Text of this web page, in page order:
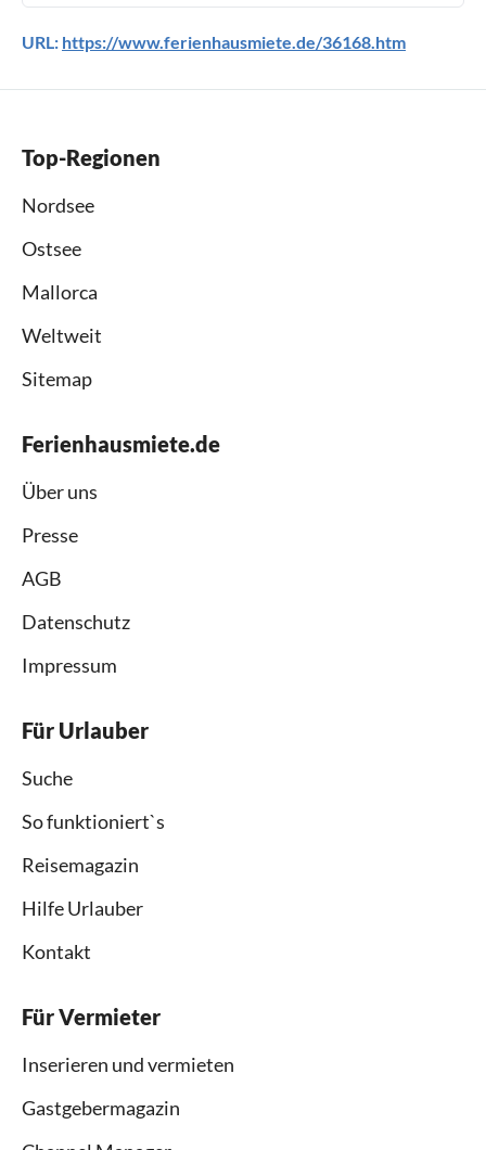
URL: https://www.ferienhausmiete.de/36168.htm
Top-Regionen
Nordsee
Ostsee
Mallorca
Weltweit
Sitemap
Ferienhausmiete.de
Über uns
Presse
AGB
Datenschutz
Impressum
Für Urlauber
Suche
So funktioniert`s
Reisemagazin
Hilfe Urlauber
Kontakt
Für Vermieter
Inserieren und vermieten
Gastgebermagazin